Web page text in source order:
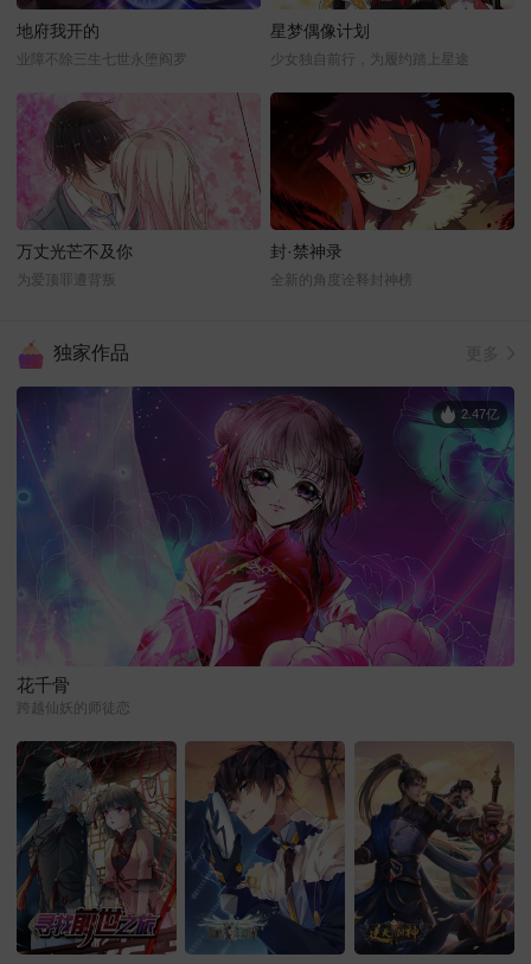
地府我开的
业障不除三生七世永堕阎罗
星梦偶像计划
少女独自前行，为履约踏上星途
万丈光芒不及你
为爱顶罪遭背叛
封·禁神录
全新的角度诠释封神榜
独家作品
花千骨
跨越仙妖的师徒恋
2.47亿